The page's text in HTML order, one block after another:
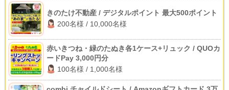
きのたけ不動産 / デジタルポイント 最大500ポイント
200名様 / 10,000名様
赤いきつね・緑のたぬき各1ケース+リュック / QUOカ
ードPay 3,000円分
100名様 / 1,000名様